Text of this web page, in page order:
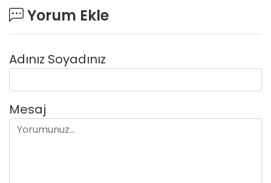
Yorum Ekle
Adınız Soyadınız
Mesaj